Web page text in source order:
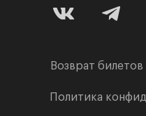
Политика
Возврат билетов